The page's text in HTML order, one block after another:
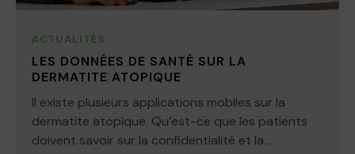
ACTUALITÉS
LES DONNÉES DE SANTÉ SUR LA
DERMATITE ATOPIQUE
Il existe plusieurs applications mobiles sur la
dermatite atopique. Qu’est-ce que les patients
doivent savoir sur la confidentialité et la...